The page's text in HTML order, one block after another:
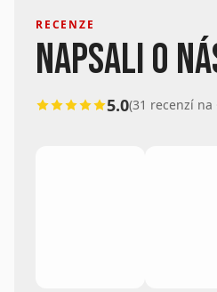
RECENZE
NAPSALI O
5.0(31 recenzí na